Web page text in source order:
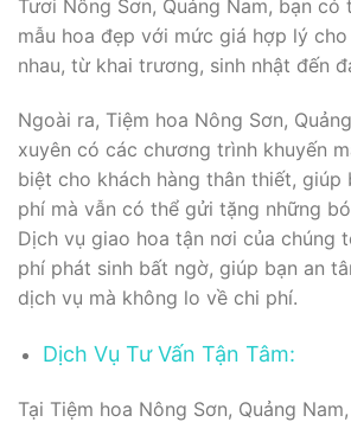
Tươi Nông Sơn, Quảng Nam, bạn
mẫu hoa đẹp với mức giá hợp lý
nhau, từ khai trương, sinh nhật đến
Ngoài ra, Tiệm hoa Nông Sơn,
xuyên có các chương trình khuyến
biệt cho khách hàng thân thiết, giúp
phí mà vẫn có thể gửi tặng những
Dịch vụ giao hoa tận nơi của chúng
phí phát sinh bất ngờ, giúp bạn an
dịch vụ mà không lo về chi phí.
Dịch Vụ Tư Vấn Tận Tâm:
Tại Tiệm hoa Nông Sơn, Quảng